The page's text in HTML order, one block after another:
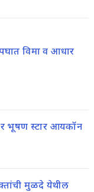
विमा व आधार
भूषण स्टार आयकॉन
मुळदे येथील